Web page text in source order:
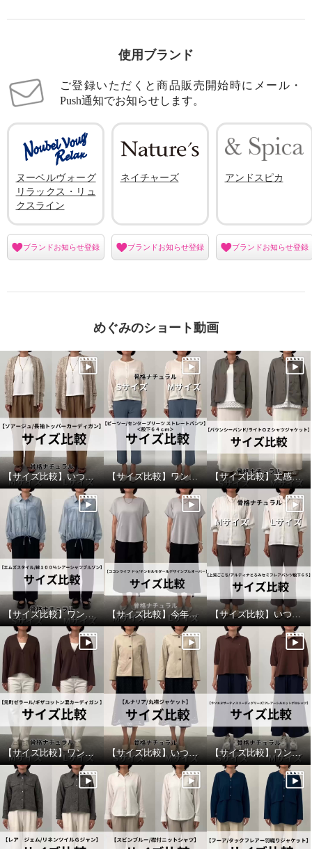
ネイチャーズ 無染色ヤク セミワ
イドシルエット スタンドカラー
プルオーバー
ダークブラウン Ｌ
¥0
ネイチャーズ 無染色ヤク セミワ
イドシルエット スタンドカラー
プルオーバー
ダークブラウン Ｍ
¥0
使用ブランド
ご登録いただくと商品販売開始時にメール・
Push通知でお知らせします。
ヌーベルヴォーグ
リラックス・リュ
クスライン
ブランドお知らせ登録
ネイチャーズ
ブランドお知らせ登録
アンドスピカ
ブランドお知らせ登録
めぐみのショート動画
【サイズ比較】いつものサイズがおすすめ 【サイズ比較】ワンサイズダウンもありです 【サイズ比較】丈感かボリューム感で選ぶのがおすすめ
【サイズ比較】ワンサイズ下がおすすめ 【サイズ比較】今年ぽさを出すならワンサイズアップ 【サイズ比較】いつものサイズがおすすめ
【サイズ比較】ワンサイズアップがオススメ 【サイズ比較】いつものサイズで良いです 【サイズ比較】ワンサイズ下がおすすめ